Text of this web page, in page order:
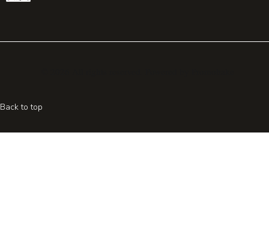
Back to top